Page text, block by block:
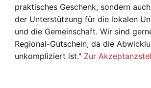
praktisches Geschenk, sondern
der Unterstützung für die lokalen
und die Gemeinschaft. Wir sind
Regional-Gutschein, da die
unkompliziert ist." Zur